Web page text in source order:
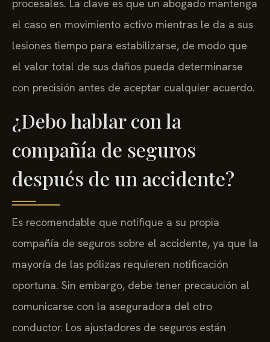
procesales. La clave es que un abogado mantenga
el caso en movimiento activo mientras le da a sus
lesiones tiempo para estabilizarse, de modo que
el valor total de sus daños pueda determinarse
con precisión antes de aceptar cualquier acuerdo.
¿Debo hablar con la
compañía de seguros
después de un accidente?
Es recomendable que notifique a su propia
compañía de seguros sobre el accidente, ya que la
mayoría de las pólizas requieren notificación
oportuna. Sin embargo, debe tener precaución al
comunicarse con la aseguradora del otro
conductor. Los ajustadores de seguros están